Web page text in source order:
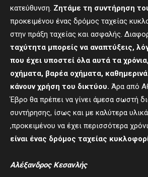
κατεύθυνση. Ζητάμε τη συντήρηση
προκειμένου ένας δρόμος ταχείας
στην πράξη ταχείας και ασφαλής.
ταχύτητα μπορείς να αναπτύξεις,
που έχει υποστεί όλα αυτά τα
οχήματα, βαρέα οχήματα,
κάνουν χρήση του δικτύου. Άρα από
Έβρο θα πρέπει να γίνει άμεσα σωστή
συντήρησης, ίσως και με καλύτερα
,προκειμένου να έχει περισσότερα
είναι ένας δρόμος ταχείας
Αλέξανδρος Κεσανλής